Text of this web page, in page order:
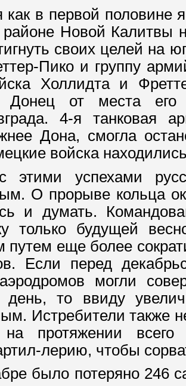
как в первой
Новой Калитвы
своих целей на
Пико и группу
Холлидта и
Донец от места
4-я танковая
Дона, смогла
войска
этими успехами
О прорыве кольца
и думать.
только будущей
еще более
Если перед
могли
день, то ввиду
Истребители также
протяжении всего
лерию, чтобы
было потеряно 246